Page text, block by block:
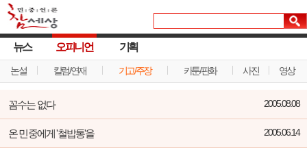
뉴스 오피니언
논설 칼럼/연재 기고/주장 카툰/판화 사진 영상
기획
꼼수는 없다 2005.08.08
온 민중에게 '철밥통'을 2005.06.14